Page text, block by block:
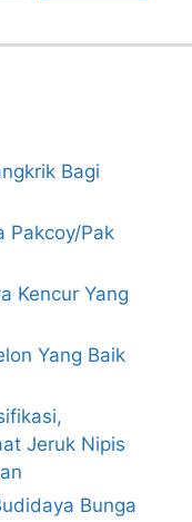
Bagi
Pakcoy/Pak
Kencur Yang
Yang Baik
Jeruk Nipis
Bunga